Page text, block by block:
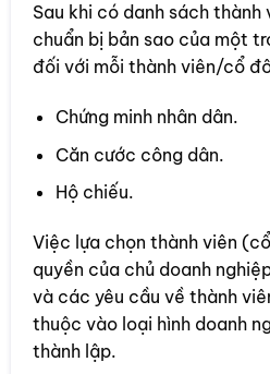
Sau khi có danh sách
chuẩn bị bản sao của một
đối với mỗi thành viên/cổ
Chứng minh nhân dân.
Căn cước công dân.
Hộ chiếu.
Việc lựa chọn thành viên
quyền của chủ doanh
và các yêu cầu về thành
thuộc vào loại hình doanh
thành lập.